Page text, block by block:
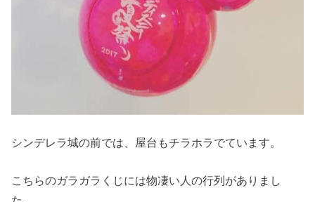
シンデレラ城の前では、屋台もチラホラでています。
こちらのガラガラくじには物凄い人の行列がありまし